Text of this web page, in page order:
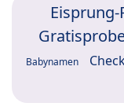
Babynamen